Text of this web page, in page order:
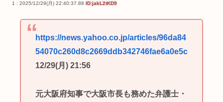
1 : 2025/12/29(月) 22:40:37.88 ID:jakL2tKD9
https://news.yahoo.co.jp/articles/96da84
54070c260d8c2669ddb342746fae6a0e5c
12/29(月) 21:56
元大阪府知事で大阪市長も務めた弁護士・